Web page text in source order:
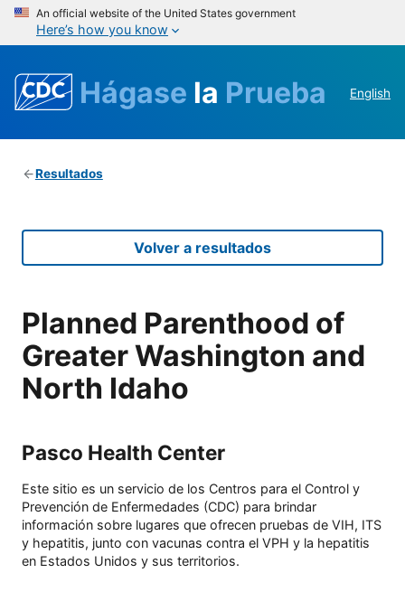
An official website of the United States government
Here’s how you know
Hágase la Prueba English
Resultados
Volver a resultados
Planned Parenthood of
Greater Washington and
North Idaho
Pasco Health Center
Este sitio es un servicio de los Centros para el Control y
Prevención de Enfermedades (CDC) para brindar
información sobre lugares que ofrecen pruebas de VIH, ITS
y hepatitis, junto con vacunas contra el VPH y la hepatitis
en Estados Unidos y sus territorios.